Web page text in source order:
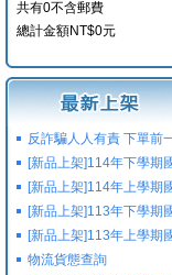
共有0不含郵費
總計金額NT$0元
物流貨態查詢